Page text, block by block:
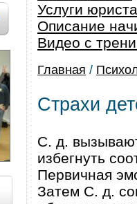
Услуги юриста
Описание
Видео с
Главная /
Страхи
С. д.
избегнуть
Первичная
Затем С. д.